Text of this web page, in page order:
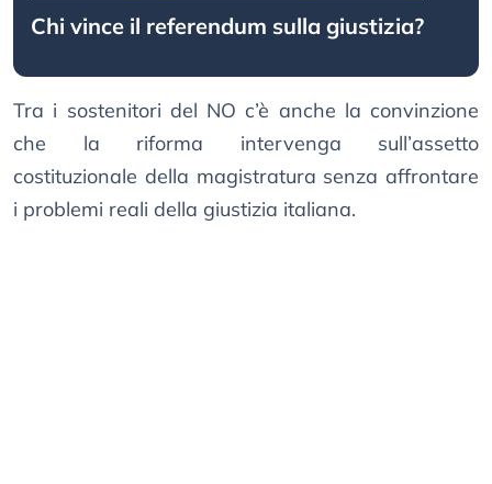
Chi vince il referendum sulla giustizia?
Tra i sostenitori del NO c’è anche la convinzione
che la riforma intervenga sull’assetto
costituzionale della magistratura senza affrontare
i problemi reali della giustizia italiana.